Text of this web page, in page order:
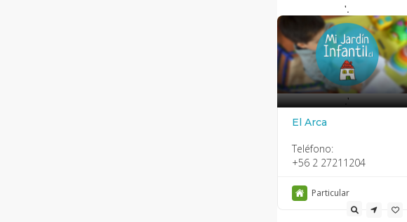
'.
.'
El Arca
Teléfono:
+56 2 27211204
Particular